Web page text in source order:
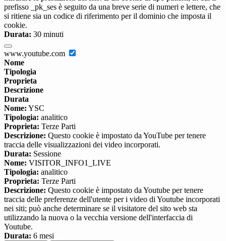
prefisso _pk_ses è seguito da una breve serie di numeri e lettere, che
si ritiene sia un codice di riferimento per il dominio che imposta il
cookie.
Durata: 30 minuti
www.youtube.com
Nome
Tipologia
Proprieta
Descrizione
Durata
Nome: YSC
Tipologia: analitico
Proprieta: Terze Parti
Descrizione: Questo cookie è impostato da YouTube per tenere
traccia delle visualizzazioni dei video incorporati.
Durata: Sessione
Nome: VISITOR_INFO1_LIVE
Tipologia: analitico
Proprieta: Terze Parti
Descrizione: Questo cookie è impostato da Youtube per tenere
traccia delle preferenze dell'utente per i video di Youtube incorporati
nei siti; può anche determinare se il visitatore del sito web sta
utilizzando la nuova o la vecchia versione dell'interfaccia di
Youtube.
Durata: 6 mesi